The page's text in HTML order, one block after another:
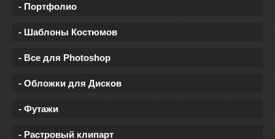
- Портфолио
- Шаблоны Костюмов
- Все для Photoshop
- Обложки для Дисков
- Футажи
- Растровый клипарт